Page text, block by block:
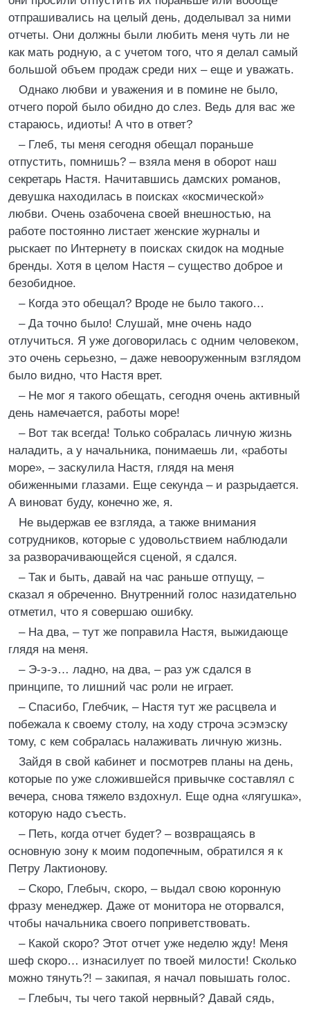
отпрашивались на целый день, доделывал за ними
отчеты. Они должны были любить меня чуть ли не
как мать родную, а с учетом того, что я делал самый
большой объем продаж среди них – еще и уважать.
Однако любви и уважения и в помине не было,
отчего порой было обидно до слез. Ведь для вас же
стараюсь, идиоты! А что в ответ?
– Глеб, ты меня сегодня обещал пораньше
отпустить, помнишь? – взяла меня в оборот наш
секретарь Настя. Начитавшись дамских романов,
девушка находилась в поисках «космической»
любви. Очень озабочена своей внешностью, на
работе постоянно листает женские журналы и
рыскает по Интернету в поисках скидок на модные
бренды. Хотя в целом Настя – существо доброе и
безобидное.
– Когда это обещал? Вроде не было такого…
– Да точно было! Слушай, мне очень надо
отлучиться. Я уже договорилась с одним человеком,
это очень серьезно, – даже невооруженным взглядом
было видно, что Настя врет.
– Не мог я такого обещать, сегодня очень активный
день намечается, работы море!
– Вот так всегда! Только собралась личную жизнь
наладить, а у начальника, понимаешь ли, «работы
море», – заскулила Настя, глядя на меня
обиженными глазами. Еще секунда – и разрыдается.
А виноват буду, конечно же, я.
Не выдержав ее взгляда, а также внимания
сотрудников, которые с удовольствием наблюдали
за разворачивающейся сценой, я сдался.
– Так и быть, давай на час раньше отпущу, –
сказал я обреченно. Внутренний голос назидательно
отметил, что я совершаю ошибку.
– На два, – тут же поправила Настя, выжидающе
глядя на меня.
– Э-э-э… ладно, на два, – раз уж сдался в
принципе, то лишний час роли не играет.
– Спасибо, Глебчик, – Настя тут же расцвела и
побежала к своему столу, на ходу строча эсэмэску
тому, с кем собралась налаживать личную жизнь.
Зайдя в свой кабинет и посмотрев планы на день,
которые по уже сложившейся привычке составлял с
вечера, снова тяжело вздохнул. Еще одна «лягушка»,
которую надо съесть.
– Петь, когда отчет будет? – возвращаясь в
основную зону к моим подопечным, обратился я к
Петру Лактионову.
– Скоро, Глебыч, скоро, – выдал свою коронную
фразу менеджер. Даже от монитора не оторвался,
чтобы начальника своего поприветствовать.
– Какой скоро? Этот отчет уже неделю жду! Меня
шеф скоро… изнасилует по твоей милости! Сколько
можно тянуть?! – закипая, я начал повышать голос.
– Глебыч, ты чего такой нервный? Давай сядь,